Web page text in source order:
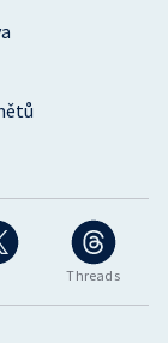
Threads